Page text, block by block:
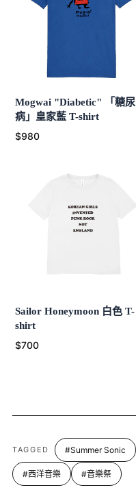
Mogwai "Diabetic" 「糖尿
病」皇家藍 T-shirt
$980
Sailor Honeymoon 白色 T-
shirt
$700
TAGGED #Summer Sonic
#西洋音樂 #音樂祭